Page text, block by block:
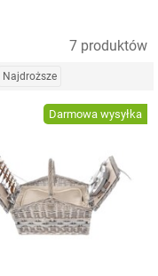
7 produktów
Najdroższe
Darmowa wysyłka